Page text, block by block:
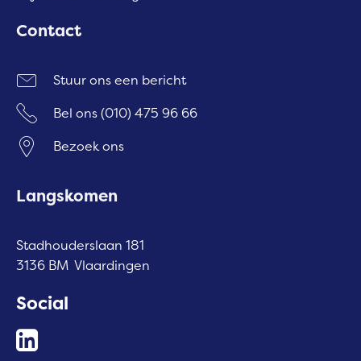
Contact
Stuur ons een bericht
Bel ons(010) 475 96 66
Bezoek ons
Langskomen
Stadhouderslaan 181
3136 BM Vlaardingen
Social